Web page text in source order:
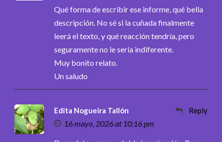
Qué forma de escribir ese informe, qué bella
descripción. No sé si la cuñada finalmente
leerá el texto, y qué reacción tendría, pero
seguramente no le sería indiferente.
Muy bonito relato.
Un saludo
Edita Nogueira Tallón
16 mayo, 2026 at 10:16 pm
Reply